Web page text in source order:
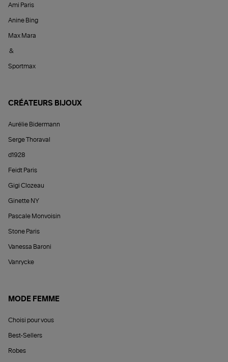
Ami Paris
Anine Bing
Max Mara
&
Sportmax
CRÉATEURS BIJOUX
Aurélie Bidermann
Serge Thoraval
d1928
Feidt Paris
Gigi Clozeau
Ginette NY
Pascale Monvoisin
Stone Paris
Vanessa Baroni
Vanrycke
MODE FEMME
Choisi pour vous
Best-Sellers
Robes